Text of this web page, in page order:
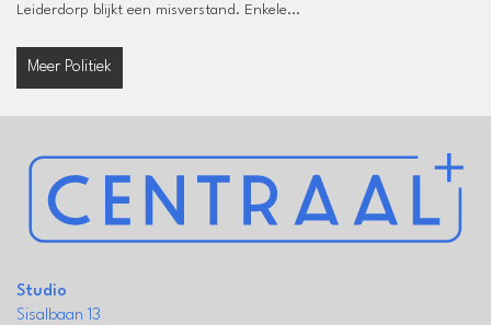
Leiderdorp blijkt een misverstand. Enkele...
Meer Politiek
Studio
Sisalbaan 13